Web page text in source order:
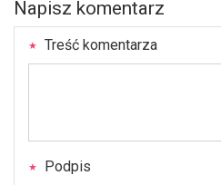
Napisz komentarz
Treść komentarza
Podpis